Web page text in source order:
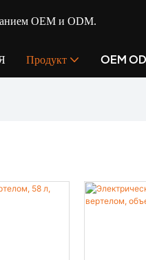
OEM и ODM.
Продукт OEM